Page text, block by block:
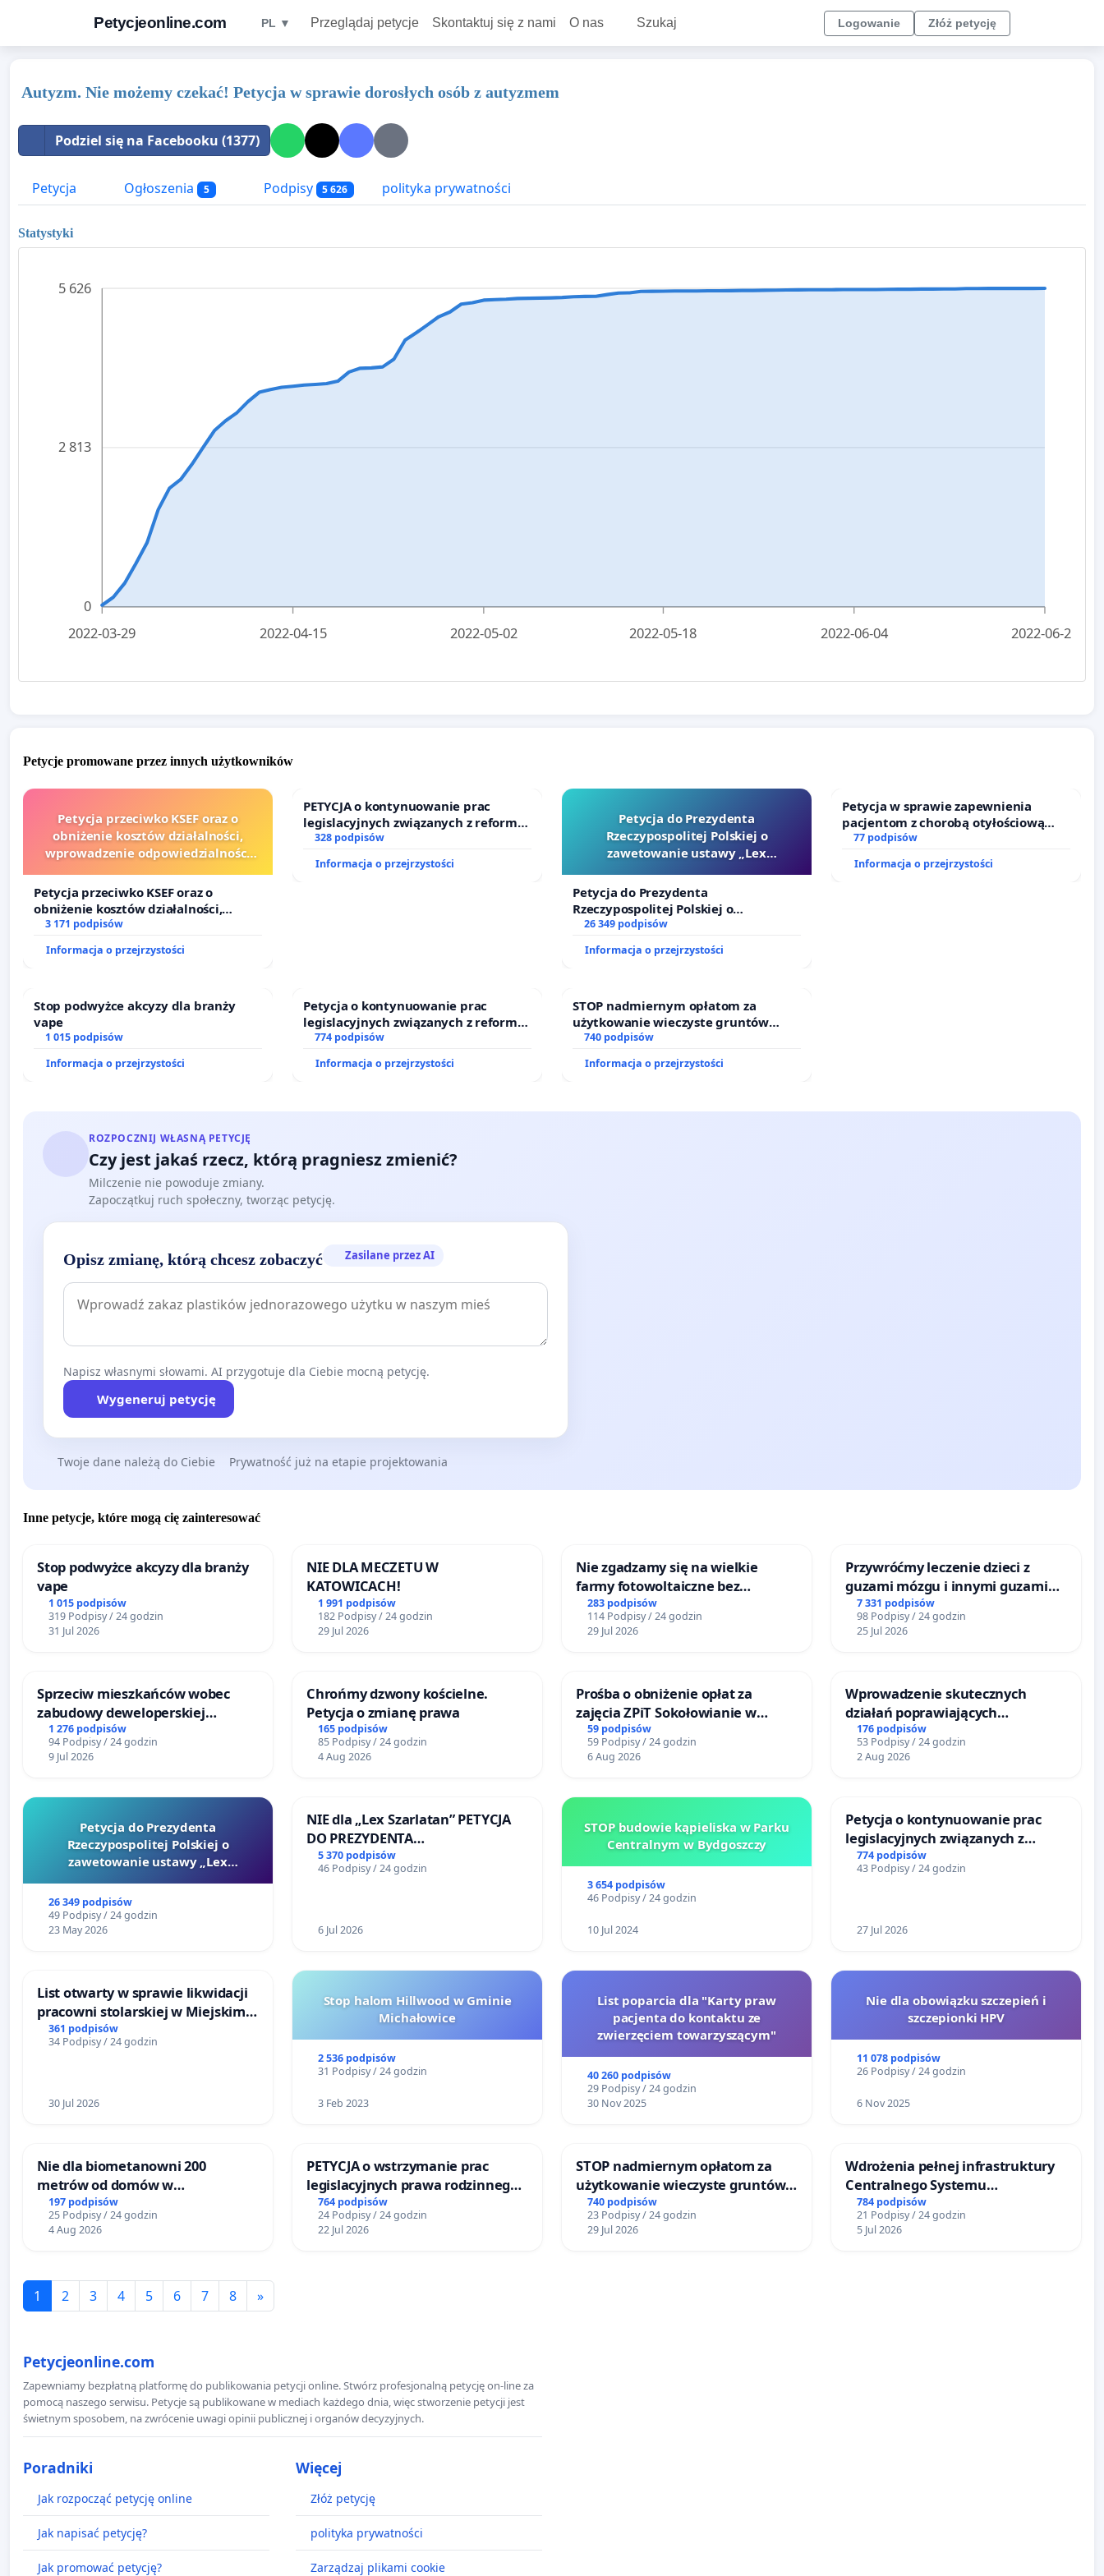
Petycjeonline.com PL ▼ Przeglądaj petycje Skontaktuj się z nami O nas Szukaj Logowanie Złóż petycję
Autyzm. Nie możemy czekać! Petycja w sprawie dorosłych osób z autyzmem
Podziel się na Facebooku (1377)
Petycja Ogłoszenia 5 Podpisy 5 626 polityka prywatności
Statystyki
0
2 813
5 626
2022-03-29 2022-04-15 2022-05-02 2022-05-18 2022-06-04 2022-06-21
Petycje promowane przez innych użytkowników
Petycja przeciwko KSEF oraz o
obniżenie kosztów działalności,
wprowadzenie odpowiedzialności
sędziów
Petycja przeciwko KSEF oraz o
obniżenie kosztów działalności,
wprowadzenie odpowiedzialności
finansowej kluczowych urzędników i
sędziów
3 171 podpisów
Informacja o przejrzystości
PETYCJA o kontynuowanie prac
legislacyjnych związanych z reformą
prawa rodzinnego
328 podpisów
Informacja o przejrzystości
Petycja do Prezydenta
Rzeczypospolitej Polskiej o
zawetowanie ustawy „Lex
Petycja do Prezydenta
Rzeczypospolitej Polskiej o
zawetowanie ustawy „Lex Szarlatan”
26 349 podpisów
Informacja o przejrzystości
Petycja w sprawie zapewnienia
pacjentom z chorobą otyłościową
dostępu do kompleksowego leczenia
oraz programów profilaktycznych.
77 podpisów
Informacja o przejrzystości
Stop podwyżce akcyzy dla branży
vape
1 015 podpisów
Informacja o przejrzystości
Petycja o kontynuowanie prac
legislacyjnych związanych z reformą
prawa rodzinnego
774 podpisów
Informacja o przejrzystości
STOP nadmiernym opłatom za
użytkowanie wieczyste gruntów
zajmowanych przez rodzinne ogrody
działkowe.
740 podpisów
Informacja o przejrzystości
ROZPOCZNIJ WŁASNĄ PETYCJĘ
Czy jest jakaś rzecz, którą pragniesz zmienić?
Milczenie nie powoduje zmiany.
Zapoczątkuj ruch społeczny, tworząc petycję.
Opisz zmianę, którą chcesz zobaczyć Zasilane przez AI
Napisz własnymi słowami. AI przygotuje dla Ciebie mocną petycję.
Wygeneruj petycję
Twoje dane należą do Ciebie Prywatność już na etapie projektowania
Inne petycje, które mogą cię zainteresować
Stop podwyżce akcyzy dla branży
vape
1 015 podpisów
319 Podpisy / 24 godzin
31 Jul 2026
NIE DLA MECZETU W
KATOWICACH!
1 991 podpisów
182 Podpisy / 24 godzin
29 Jul 2026
Nie zgadzamy się na wielkie
farmy fotowoltaiczne bez
rzetelnych analiz i akceptacji
mieszkańców
283 podpisów
114 Podpisy / 24 godzin
29 Jul 2026
Przywróćmy leczenie dzieci z
guzami mózgu i innymi guzami
litymi do Górnośląskiego
Centrum Zdrowia Dziecka w
Katowicach
7 331 podpisów
98 Podpisy / 24 godzin
25 Jul 2026
Sprzeciw mieszkańców wobec
zabudowy deweloperskiej
terenow zielonych w rejonie
Bulwarów Straceńskich w Bielsku-
Białej
1 276 podpisów
94 Podpisy / 24 godzin
9 Jul 2026
Chrońmy dzwony kościelne.
Petycja o zmianę prawa
165 podpisów
85 Podpisy / 24 godzin
4 Aug 2026
Prośba o obniżenie opłat za
zajęcia ZPiT Sokołowianie w
Sokołowskim Ośrodku Kultury
59 podpisów
59 Podpisy / 24 godzin
6 Aug 2026
Wprowadzenie skutecznych
działań poprawiających
bezpieczeństwo na ulicy
Żeromskiego w Otwocku
176 podpisów
53 Podpisy / 24 godzin
2 Aug 2026
Petycja do Prezydenta
Rzeczypospolitej Polskiej o
zawetowanie ustawy „Lex
26 349 podpisów
49 Podpisy / 24 godzin
23 May 2026
NIE dla „Lex Szarlatan” PETYCJA
DO PREZYDENTA
RZECZYPOSPOLITEJ POLSKIEJ
5 370 podpisów
46 Podpisy / 24 godzin
6 Jul 2026
STOP budowie kąpieliska w Parku
Centralnym w Bydgoszczy
3 654 podpisów
46 Podpisy / 24 godzin
10 Jul 2024
Petycja o kontynuowanie prac
legislacyjnych związanych z
reformą prawa rodzinnego
774 podpisów
43 Podpisy / 24 godzin
27 Jul 2026
List otwarty w sprawie likwidacji
pracowni stolarskiej w Miejskim
Teatrze Miniatura w Gdańsku
361 podpisów
34 Podpisy / 24 godzin
30 Jul 2026
Stop halom Hillwood w Gminie
Michałowice
2 536 podpisów
31 Podpisy / 24 godzin
3 Feb 2023
List poparcia dla "Karty praw
pacjenta do kontaktu ze
zwierzęciem towarzyszącym"
40 260 podpisów
29 Podpisy / 24 godzin
30 Nov 2025
Nie dla obowiązku szczepień i
szczepionki HPV
11 078 podpisów
26 Podpisy / 24 godzin
6 Nov 2025
Nie dla biometanowni 200
metrów od domów w
Biernatkach, gm. Wądroże
Wielkie
197 podpisów
25 Podpisy / 24 godzin
4 Aug 2026
PETYCJA o wstrzymanie prac
legislacyjnych prawa rodzinnego
narażających ofiary przemocy
764 podpisów
24 Podpisy / 24 godzin
22 Jul 2026
STOP nadmiernym opłatom za
użytkowanie wieczyste gruntów
zajmowanych przez rodzinne
ogrody działkowe.
740 podpisów
23 Podpisy / 24 godzin
29 Jul 2026
Wdrożenia pełnej infrastruktury
Centralnego Systemu
Dynamicznej Informacji
Pasażerskiej (CSDiP) na stacji
kolejowej w Łomży
784 podpisów
21 Podpisy / 24 godzin
5 Jul 2026
1 2 3 4 5 6 7 8 »
Petycjeonline.com
Zapewniamy bezpłatną platformę do publikowania petycji online. Stwórz profesjonalną petycję on-line za
pomocą naszego serwisu. Petycje są publikowane w mediach każdego dnia, więc stworzenie petycji jest
świetnym sposobem, na zwrócenie uwagi opinii publicznej i organów decyzyjnych.
Poradniki
Jak rozpocząć petycję online
Jak napisać petycję?
Jak promować petycję?
Więcej
Złóż petycję
polityka prywatności
Zarządzaj plikami cookie